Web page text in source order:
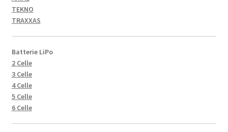
TEKNO
TRAXXAS
Batterie LiPo
2 Celle
3 Celle
4 Celle
5 Celle
6 Celle